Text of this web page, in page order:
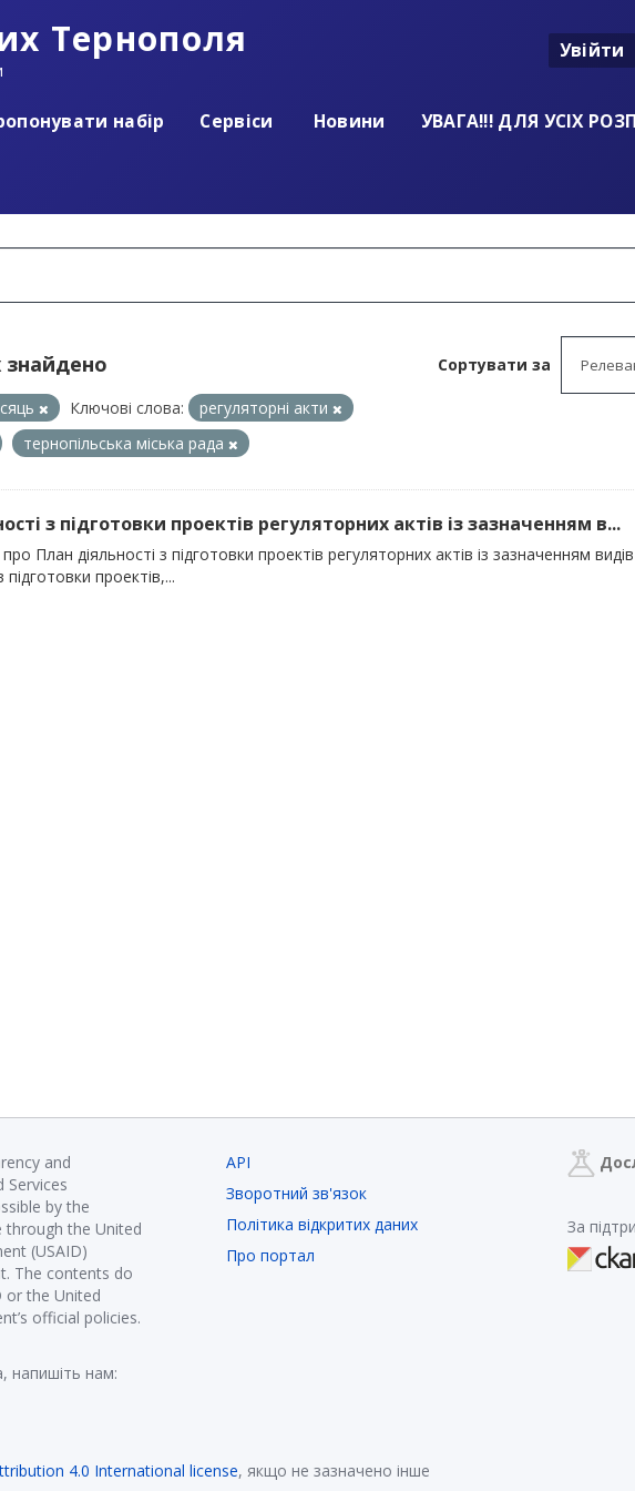
Тернополя Увійти
набір Сервіси Новини
УВАГА!!! ДЛЯ УСІХ
Сортувати за
знайдено
Ключові слова:
регуляторні акти
тернопільська міська рада
з підготовки проектів регуляторних актів із зазначенням в...
План діяльності з підготовки проектів регуляторних актів із зазначенням видів
проектів,...
and
Services
by the
through the United
(USAID)
The contents do
or the United
official policies.
напишіть нам:
API
Зворотний зв'язок
Політика відкритих даних
Про портал
За
4.0 International license, якщо не зазначено інше